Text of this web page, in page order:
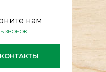
нам
ЗВОНОК
КОНТАКТЫ